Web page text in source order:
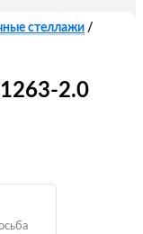
стеллажи /
2.0